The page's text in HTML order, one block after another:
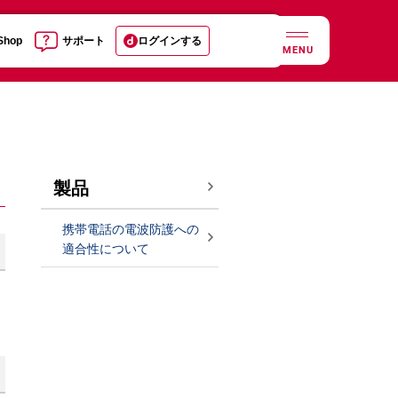
サポート ログインする
MENU
製品
携帯電話の電波防護への
適合性について